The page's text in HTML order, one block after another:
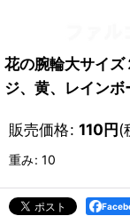
花の腕輪大サイ
ジ、黄、レインボ
販売価格: 110円(
重み: 10